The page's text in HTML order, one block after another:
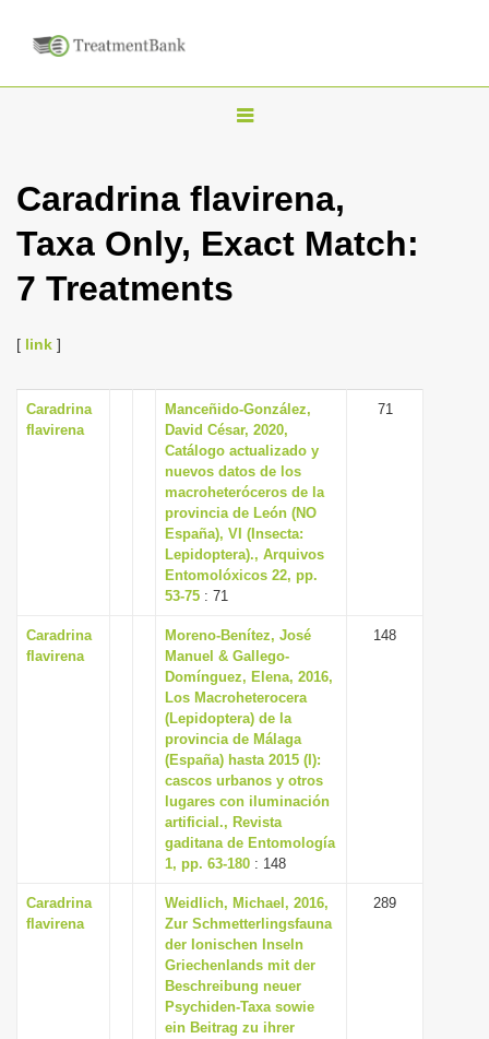
T
g
l
i
g
a
t
i
o
n
Caradrina flavirena,
Taxa Only, Exact Match:
7 Treatments
[ link ]
Caradrina
flavirena
Manceñido-González,
David César, 2020,
Catálogo actualizado y
nuevos datos de los
macroheteróceros de la
provincia de León (NO
España), VI (Insecta:
Lepidoptera)., Arquivos
Entomolóxicos 22, pp.
53-75 : 71
71
Caradrina
flavirena
Moreno-Benítez, José
Manuel & Gallego-
Domínguez, Elena, 2016,
Los Macroheterocera
(Lepidoptera) de la
provincia de Málaga
(España) hasta 2015 (I):
cascos urbanos y otros
lugares con iluminación
artificial., Revista
gaditana de Entomología
1, pp. 63-180 : 148
148
Caradrina
flavirena
Weidlich, Michael, 2016,
Zur Schmetterlingsfauna
der Ionischen Inseln
Griechenlands mit der
Beschreibung neuer
Psychiden-Taxa sowie
ein Beitrag zu ihrer
289